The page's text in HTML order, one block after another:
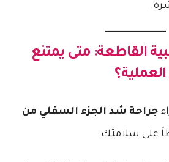
القاطعة: متى يمتنع
جراحة شد الجزء السفلي من
على سلامتك.